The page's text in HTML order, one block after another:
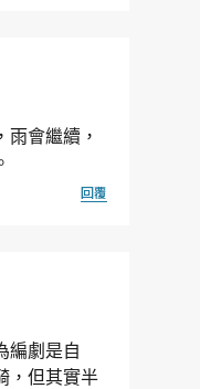
雨會繼續，
回覆
編劇是自
，但其實半